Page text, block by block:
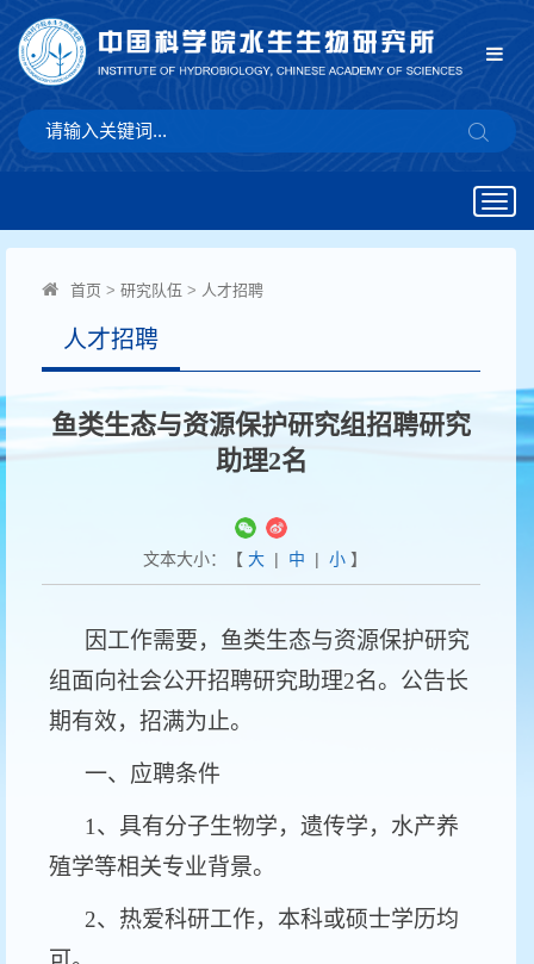
首页 > 研究队伍 > 人才招聘
人才招聘
鱼类生态与资源保护研究组招聘研究
助理2名
文本大小：【 大| 中 | 小】
因工作需要，鱼类生态与资源保护研究
组面向社会公开招聘研究助理2名。公告长
期有效，招满为止。
一、应聘条件
1、具有分子生物学，遗传学，水产养
殖学等相关专业背景。
2、热爱科研工作，本科或硕士学历均